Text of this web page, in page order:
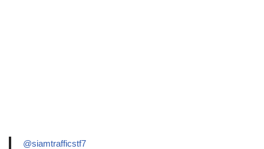
@siamtrafficstf7